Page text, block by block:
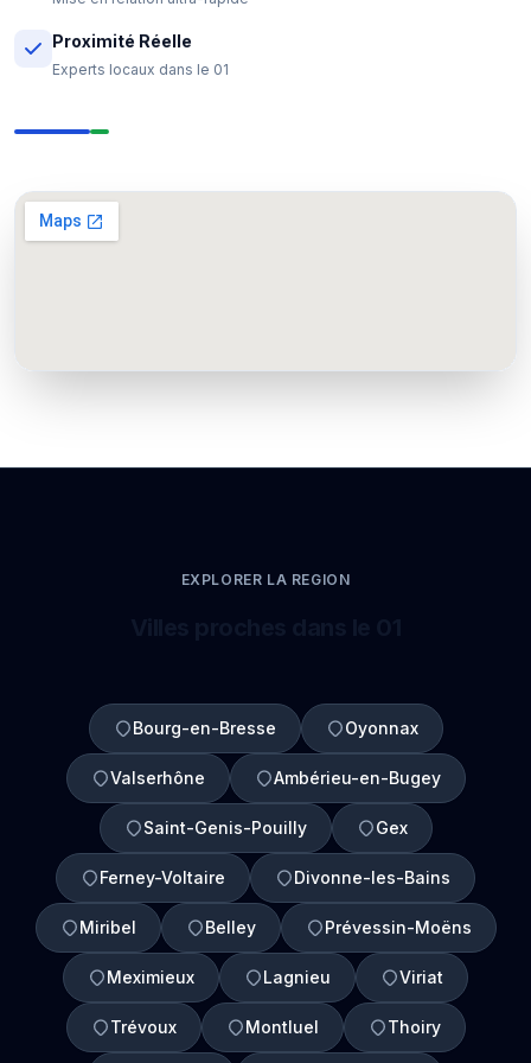
Proximité Réelle
Experts locaux dans le 01
EXPLORER LA REGION
Bourg-en-Bresse Oyonnax
Valserhône Ambérieu-en-Bugey
Saint-Genis-Pouilly Gex
Ferney-Voltaire Divonne-les-Bains
Miribel Belley Prévessin-Moëns
Meximieux Lagnieu Viriat
Trévoux Montluel Thoiry